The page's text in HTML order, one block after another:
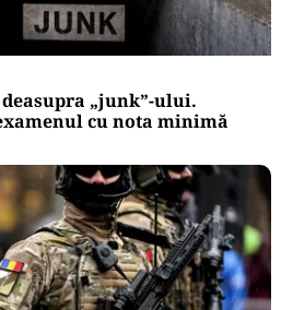
deasupra „junk”-ului.
cu nota minimă